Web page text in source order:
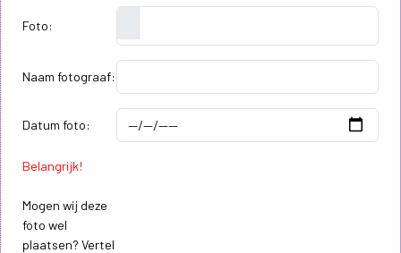
Foto:
Naam fotograaf:
Datum foto:
Belangrijk!
Mogen wij deze
foto wel
plaatsen? Vertel